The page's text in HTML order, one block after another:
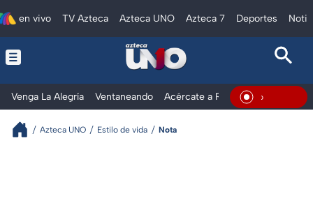
en vivo TV Azteca Azteca UNO Azteca 7 Deportes
Venga La Alegría Ventaneando Acércate a Rocío Al ExtremoEn Vivo
Azteca UNO Estilo de vida Nota